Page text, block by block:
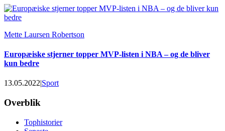
Mette Laursen Robertson
Europæiske stjerner topper MVP-listen i NBA – og de bliver
kun bedre
13.05.2022|Sport
Footer
Overblik
Tophistorier